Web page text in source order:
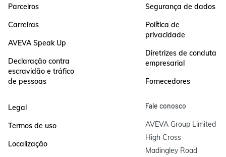
Parceiros
Carreiras
AVEVA Speak Up
Declaração contra
escravidão e tráfico
de pessoas
Segurança de dados
Política de
privacidade
Diretrizes de conduta
empresarial
Fornecedores
Legal
Termos de uso
Localização
Fale conosco
AVEVA Group Limited
High Cross
Madingley Road